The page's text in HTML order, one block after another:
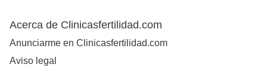
Acerca de Clinicasfertilidad.com
Anunciarme en Clinicasfertilidad.com
Aviso legal